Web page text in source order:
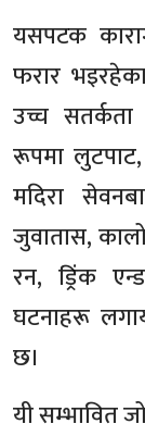
यसपटक
फरार
उच्च
रूपमा लुटपाट,
मदिरा
जुवातास,
रन, ड्रिंक
घटनाहरू
छ।
यी सम्भावित